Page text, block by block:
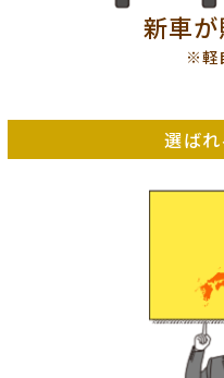
新車
※軽
選ば